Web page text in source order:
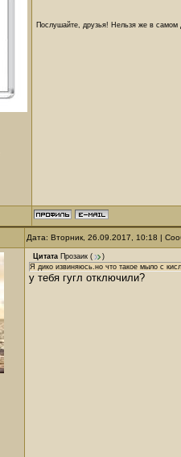
Послушайте, друзья! Нельзя же в самом
Дата: Вторник, 26.09.2017, 10:18 |
Цитата Прозаик (
)
Я дико извиняюсь.но что такое мыло с
у тебя гугл отключили?